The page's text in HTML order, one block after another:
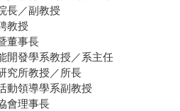
長／副教授
教授
董事長
開發學系教授／系主任
究所教授／所長
動領導學系副教授
會理事長